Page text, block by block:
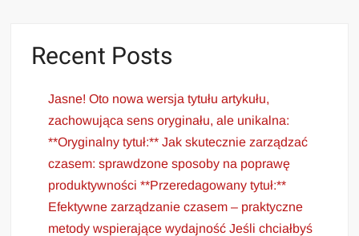
Recent Posts
Jasne! Oto nowa wersja tytułu artykułu,
zachowująca sens oryginału, ale unikalna:
**Oryginalny tytuł:** Jak skutecznie zarządzać
czasem: sprawdzone sposoby na poprawę
produktywności **Przeredagowany tytuł:**
Efektywne zarządzanie czasem – praktyczne
metody wspierające wydajność Jeśli chciałbyś